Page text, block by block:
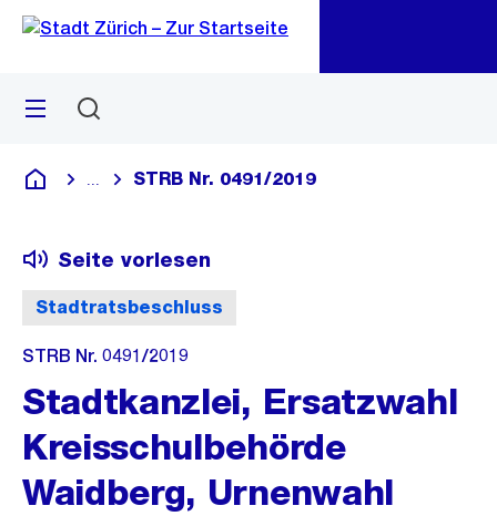
Navigation
Sprunglink
Menü
Deutsch
Blende alle Breadcrumbs ein
STRB Nr. 0491/2019
Stadtratsbeschluss
Seite vorlesen
STRB Nr. 0491/2019
Stadtkanzlei, Ersatzwahl
Kreisschulbehörde
Waidberg, Urnenwahl